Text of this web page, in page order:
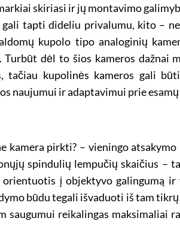
skiriasi ir jų montavimo
tapti dideliu privalumu, kito –
kupolo tipo analoginių
dėl to šios kameros dažnai
tačiau kupolinės kameros gali
naujumui ir adaptavimui prie
kamera pirkti? – vieningo
spindulių lempučių skaičius –
į objektyvo galingumą
būdu tegali išvaduoti iš tam
saugumui reikalingas maksimaliai